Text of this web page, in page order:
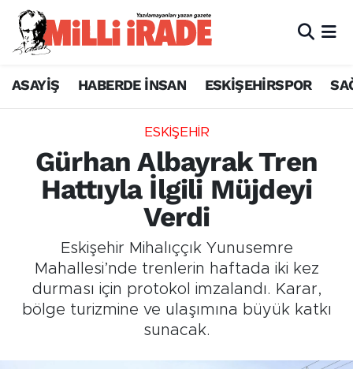
ASAYİŞ HABERDE İNSAN ESKİŞEHİRSPOR
ESKİŞEHİR
Gürhan Albayrak Tren
Hattıyla İlgili Müjdeyi
Verdi
Eskişehir Mihalıççık Yunusemre
Mahallesi’nde trenlerin haftada iki kez
durması için protokol imzalandı. Karar,
bölge turizmine ve ulaşımına büyük katkı
sunacak.